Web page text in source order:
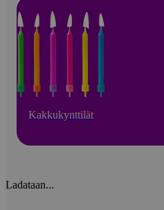
Kakkukynttilät
Ladataan...